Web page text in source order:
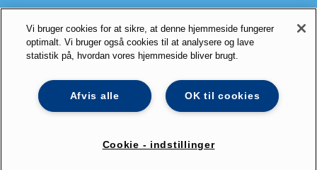
Besøg også
lactalis.dk
Foodservice på Youtube
galbani.dk
president.dk
staystrong.nu Lactalis på LinkedIn
Vi bruger cookies for at sikre, at denne hjemmeside fungerer
optimalt. Vi bruger også cookies til at analysere og lave
statistik på, hvordan vores hjemmeside bliver brugt.
OK til cookies
Afvis alle
Cookie - indstillinger